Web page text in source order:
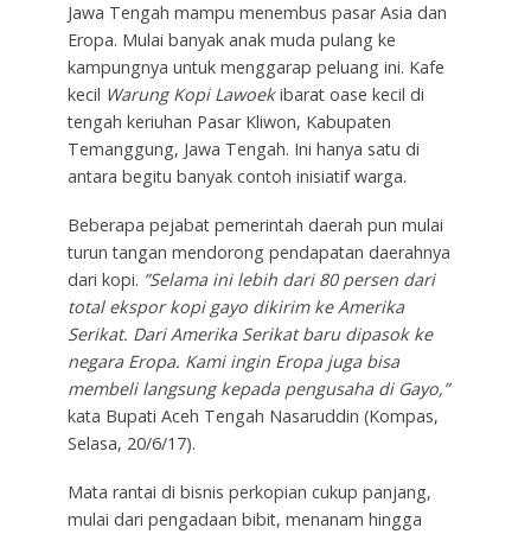
Jawa Tengah mampu menembus pasar Asia dan
Eropa. Mulai banyak anak muda pulang ke
kampungnya untuk menggarap peluang ini. Kafe
kecil Warung Kopi Lawoekibarat oase kecil di
tengah keriuhan Pasar Kliwon, Kabupaten
Temanggung, Jawa Tengah. Ini hanya satu di
antara begitu banyak contoh inisiatif warga.
Beberapa pejabat pemerintah daerah pun mulai
turun tangan mendorong pendapatan daerahnya
dari kopi. ”Selama ini lebih dari 80 persen dari
total ekspor kopi gayo dikirim ke Amerika
Serikat. Dari Amerika Serikat baru dipasok ke
negara Eropa. Kami ingin Eropa juga bisa
membeli langsung kepada pengusaha di Gayo,”
kata Bupati Aceh Tengah Nasaruddin (Kompas,
Selasa, 20/6/17).
Mata rantai di bisnis perkopian cukup panjang,
mulai dari pengadaan bibit, menanam hingga